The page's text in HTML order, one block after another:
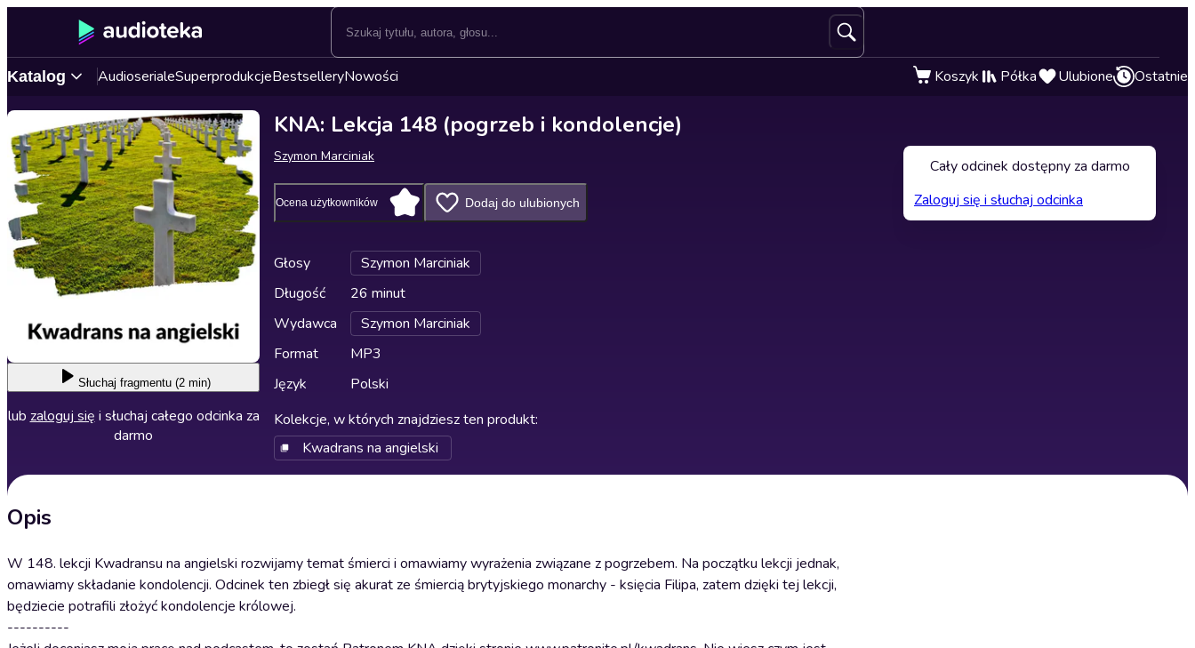
Katalog AudioserialeSuperprodukcjeBestselleryNowości Koszyk Półka Ulubione Ostatnie
Słuchaj fragmentu (2 min)
lub zaloguj się i słuchaj całego odcinka za
darmo
KNA: Lekcja 148 (pogrzeb i kondolencje)
Szymon Marciniak
Ocena użytkowników Dodaj do ulubionych
Głosy
Szymon Marciniak
Długość
26 minut
Wydawca
Szymon Marciniak
Format
MP3
Język
Polski
Kolekcje, w których znajdziesz ten produkt:
Kwadrans na angielski
Opis
W 148. lekcji Kwadransu na angielski rozwijamy temat śmierci i omawiamy wyrażenia związane z pogrzebem. Na początku lekcji jednak,
omawiamy składanie kondolencji. Odcinek ten zbiegł się akurat ze śmiercią brytyjskiego monarchy - księcia Filipa, zatem dzięki tej lekcji,
będziecie potrafili złożyć kondolencje królowej.
----------
Cały odcinek dostępny za darmo
Zaloguj się i słuchaj odcinka